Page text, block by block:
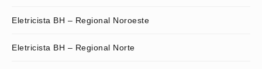
Eletricista BH – Regional Noroeste
Eletricista BH – Regional Norte